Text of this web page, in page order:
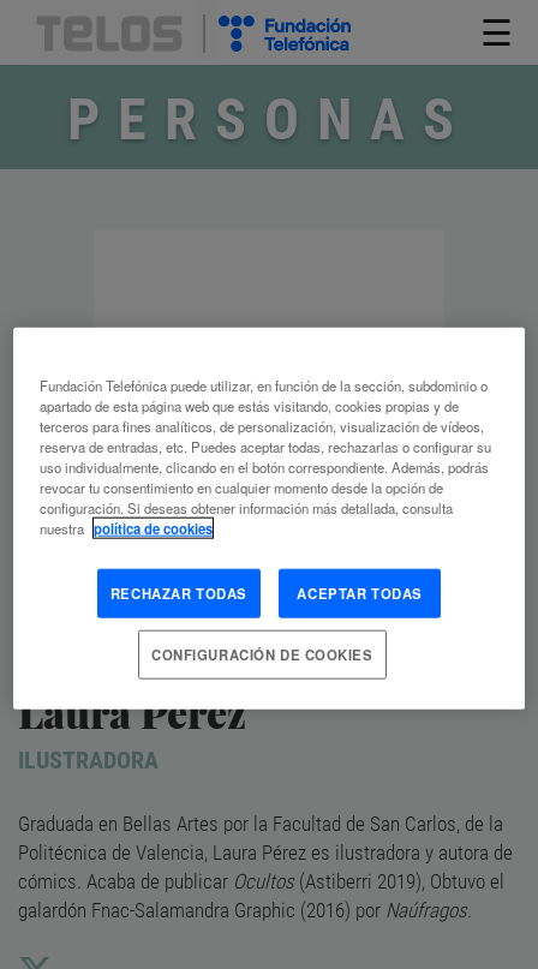
☰
PERSONAS
Laura Pérez
ILUSTRADORA
Graduada en Bellas Artes por la Facultad de San Carlos, de la
Politécnica de Valencia, Laura Pérez es ilustradora y autora de
cómics. Acaba de publicar Ocultos(Astiberri 2019), Obtuvo el
galardón Fnac-Salamandra Graphic (2016) por Naúfragos.
Fundación Telefónica puede utilizar, en función de la sección, subdominio o
apartado de esta página web que estás visitando, cookies propias y de
terceros para fines analíticos, de personalización, visualización de vídeos,
reserva de entradas, etc. Puedes aceptar todas, rechazarlas o configurar su
uso individualmente, clicando en el botón correspondiente. Además, podrás
revocar tu consentimiento en cualquier momento desde la opción de
configuración. Si deseas obtener información más detallada, consulta
nuestra política de cookies
RECHAZAR TODAS ACEPTAR TODAS
CONFIGURACIÓN DE COOKIES